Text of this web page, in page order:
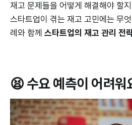
재고 문제들을 어떻게 해결해야 할
스타트업이 겪는 재고 고민에는 무
례와 함께 스타트업의 재고 관리 전
😫 수요 예측이 어려워